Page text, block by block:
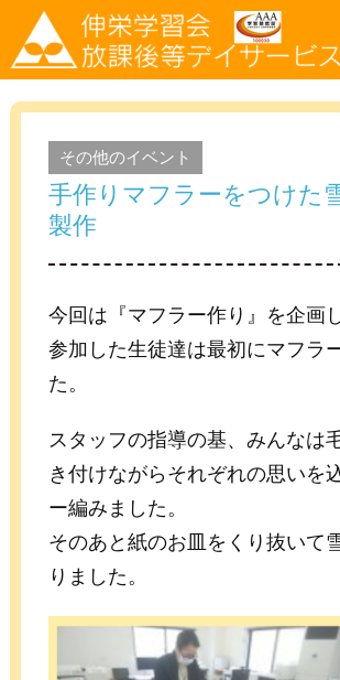
その他のイベント
手作りマフラーをつけた
製作
今回は『マフラー作り』を企画
参加した生徒達は最初にマフラ
た。
スタッフの指導の基、みんなは
き付けながらそれぞれの思いを
ー編みました。
そのあと紙のお皿をくり抜いて
りました。